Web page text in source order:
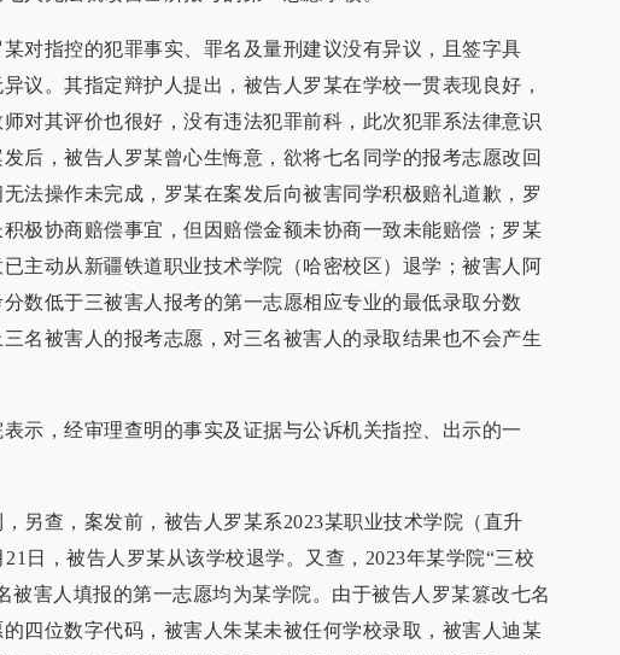
对指控的犯罪事实、罪名及量刑建议没有异议，且签字具
议。其指定辩护人提出，被告人罗某在学校一贯表现良好，
对其评价也很好，没有违法犯罪前科，此次犯罪系法律意识
后，被告人罗某曾心生悔意，欲将七名同学的报考志愿改回
法操作未完成，罗某在案发后向被害同学积极赔礼道歉，罗
极协商赔偿事宜，但因赔偿金额未协商一致未能赔偿；罗某
主动从新疆铁道职业技术学院（哈密校区）退学；被害人阿
数低于三被害人报考的第一志愿相应专业的最低录取分数
名被害人的报考志愿，对三名被害人的录取结果也不会产生
示，经审理查明的事实及证据与公诉机关指控、出示的一
另查，案发前，被告人罗某系2023某职业技术学院（直升
日，被告人罗某从该学校退学。又查，2023年某学院“三校
被害人填报的第一志愿均为某学院。由于被告人罗某篡改七名
四位数字代码，被害人朱某未被任何学校录取，被害人迪某